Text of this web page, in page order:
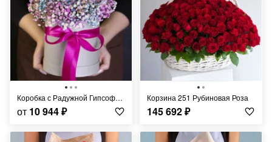
Коробка с Радужной Гипсофилой
от 10 944₽
Корзина 251 Рубиновая Роза
145 692₽